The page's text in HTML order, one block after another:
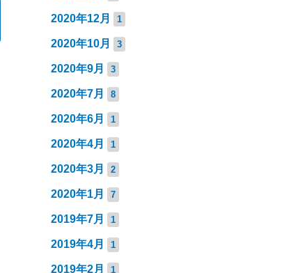
2020年12月 1
2020年10月 3
2020年9月 3
2020年7月 8
2020年6月 1
2020年4月 1
2020年3月 2
2020年1月 7
2019年7月 1
2019年4月 1
2019年2月 1